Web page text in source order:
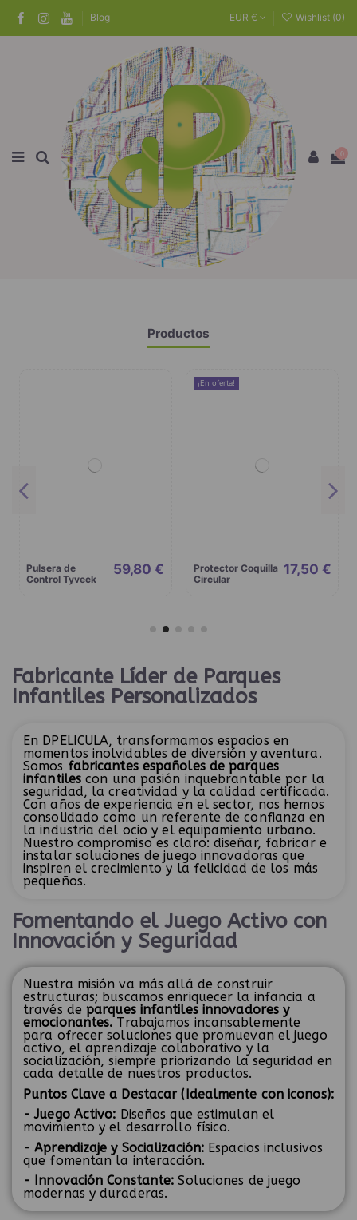
Blog EUR € Wishlist (0)
0
Productos
Pulsera de
Control Tyveck
59,80 €
¡En oferta!
Protector Coquilla
Circular
17,50 €
Fabricante Líder de Parques
Infantiles Personalizados
En DPELICULA, transformamos espacios en
momentos inolvidables de diversión y aventura.
Somos fabricantes españoles de parques
infantiles con una pasión inquebrantable por la
seguridad, la creatividad y la calidad certificada.
Con años de experiencia en el sector, nos hemos
consolidado como un referente de confianza en
la industria del ocio y el equipamiento urbano.
Nuestro compromiso es claro: diseñar, fabricar e
instalar soluciones de juego innovadoras que
inspiren el crecimiento y la felicidad de los más
pequeños.
Fomentando el Juego Activo con
Innovación y Seguridad
Nuestra misión va más allá de construir
estructuras; buscamos enriquecer la infancia a
través de parques infantiles innovadores y
emocionantes.Trabajamos incansablemente
para ofrecer soluciones que promuevan el juego
activo, el aprendizaje colaborativo y la
socialización, siempre priorizando la seguridad en
cada detalle de nuestros productos.
Puntos Clave a Destacar (Idealmente con iconos):
- Juego Activo: Diseños que estimulan el
movimiento y el desarrollo físico.
- Aprendizaje y Socialización: Espacios inclusivos
que fomentan la interacción.
- Innovación Constante: Soluciones de juego
modernas y duraderas.